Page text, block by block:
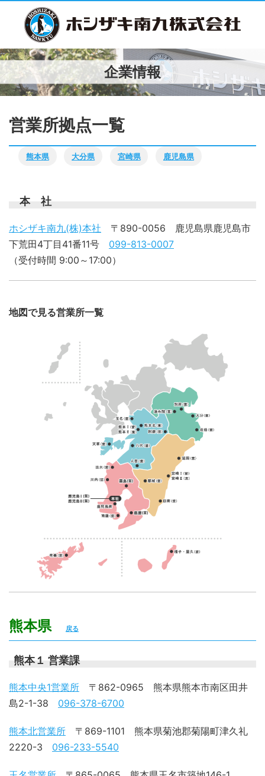
企業情報
営業所拠点一覧
熊本県 大分県 宮崎県 鹿児島県
本 社
ホシザキ南九(株)本社 〒890-0056 鹿児島県鹿児島市
下荒田4丁目41番11号 099-813-0007
（受付時間 9:00～17:00）
地図で見る営業所一覧
熊本県 戻る
熊本１ 営業課
熊本中央1営業所
〒862-0965 熊本県熊本市南区田井
島2-1-38 096-378-6700
熊本北営業所 〒869-1101 熊本県菊池郡菊陽町津久礼
2220-3 096-233-5540